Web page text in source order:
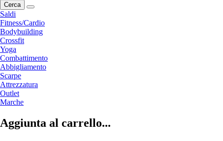
Cerca
Saldi
Fitness/Cardio
Bodybuilding
Crossfit
Yoga
Combattimento
Abbigliamento
Scarpe
Attrezzatura
Outlet
Marche
Aggiunta al carrello...